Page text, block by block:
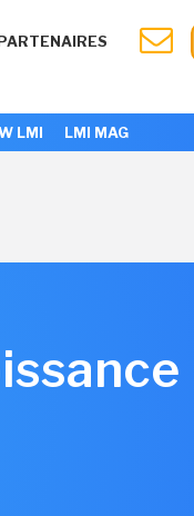
LMI LMI MAG